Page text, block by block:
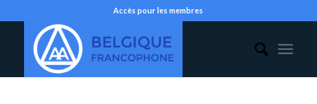
Accès pour les membres